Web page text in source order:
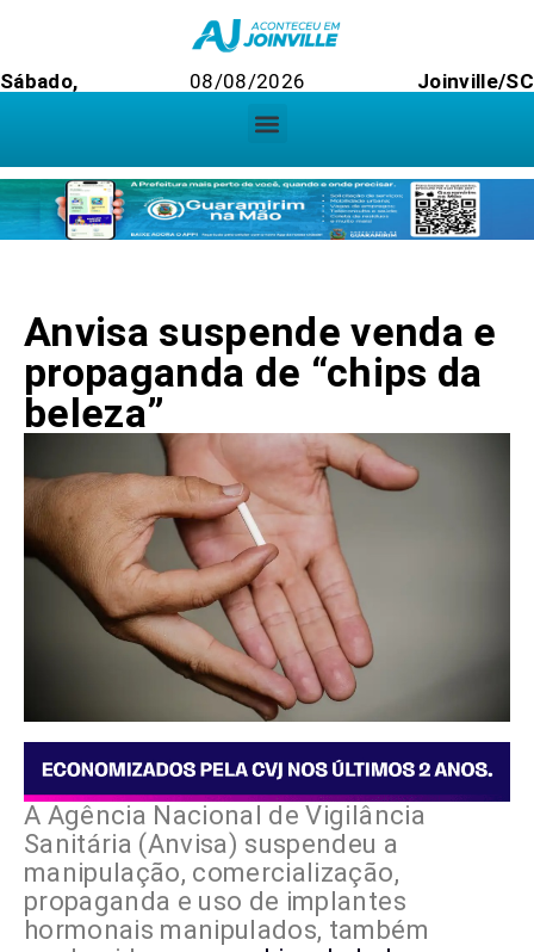
Sábado, 08/08/2026 Joinville/SC
Anvisa suspende venda e
propaganda de “chips da
beleza”
A Agência Nacional de Vigilância
Sanitária (Anvisa) suspendeu a
manipulação, comercialização,
propaganda e uso de implantes
hormonais manipulados, também